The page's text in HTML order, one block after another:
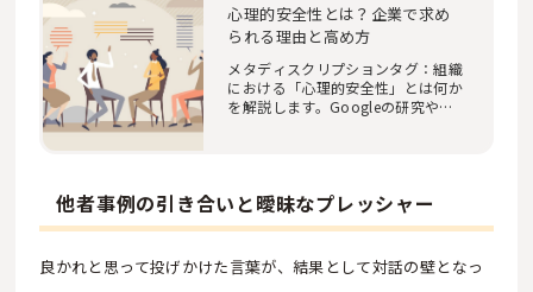
​​心理的安全性とは？企業で求め
られる理由と高め方
メタディスクリプションタグ：組織
における「心理的安全性」とは何か
を解説します。Googleの研究や企
他者事例の引き合いと曖昧なプレッシャー
良かれと思って投げかけた言葉が、結果として対話の壁となっ